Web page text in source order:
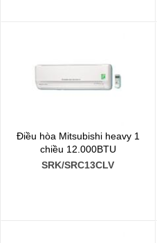
Điều hòa Mitsubishi heavy 1
chiều 12.000BTU
SRK/SRC13CLV